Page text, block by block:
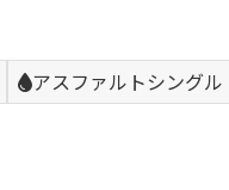
アスファルトシングル